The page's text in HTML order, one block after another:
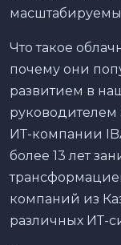
Что такое
почему они
развитием в
ИТ-компании
более 13 лет
компаний из
различных ИТ-